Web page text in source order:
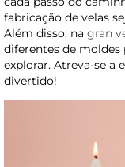
fabricação de velas
Além disso, na gran
diferentes de moldes
explorar. Atreva-se a
divertido!